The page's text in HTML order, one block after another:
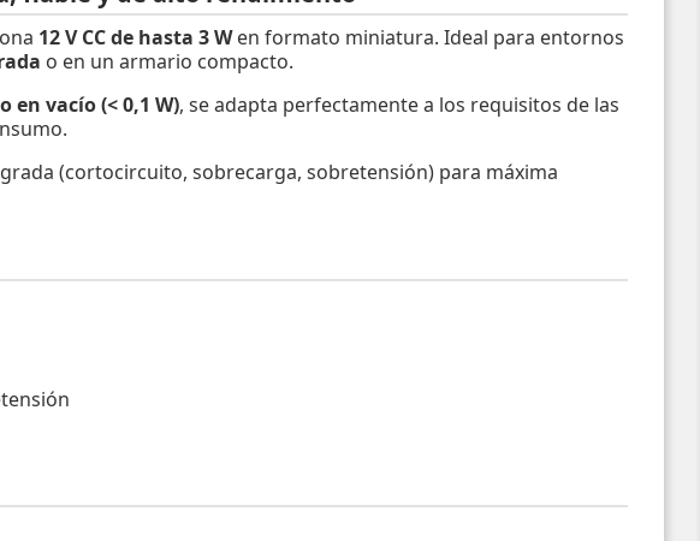
12 V CC de hasta 3 Wen formato miniatura. Ideal para entornos
o en un armario compacto.
en vacío (< 0,1 W), se adapta perfectamente a los requisitos de las
(cortocircuito, sobrecarga, sobretensión) para máxima